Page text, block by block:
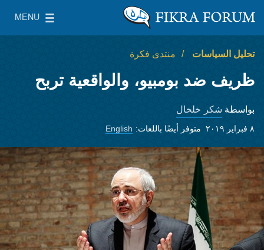
معهد واشنطن لسياسات الشرق الأدنى
MENU
Main Menu
تحليل السياسات منتدى فكرة
ظريف ضد بومبيو، والواقعية تربح
بواسطة شكر خلخال
٨ فبراير ٢٠١٩ متوفر أيضًا باللغات: English